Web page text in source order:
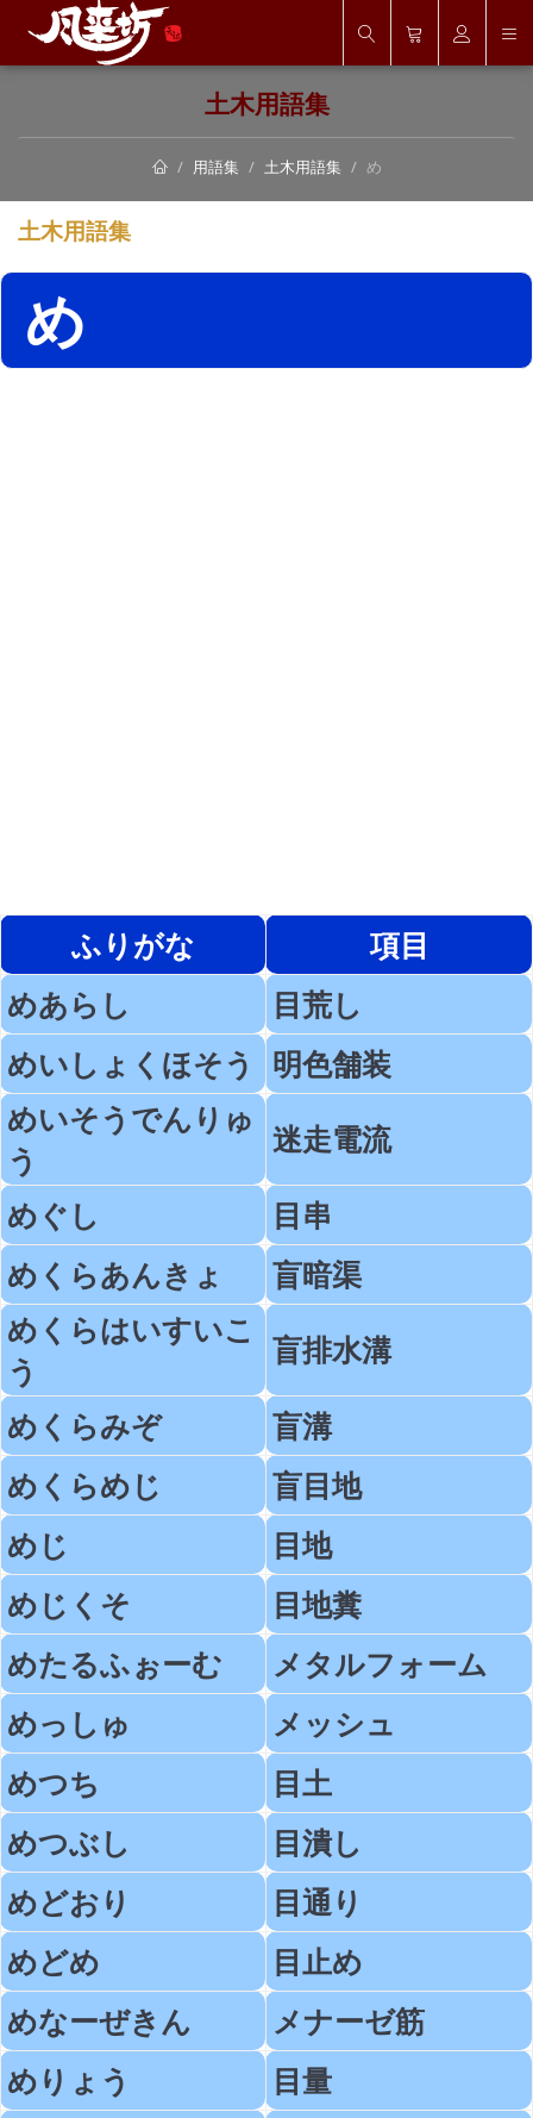
土木用語集
用語集 土木用語集 め
土木用語集
め
ふりがな
項目
めあらし
目荒し
めいしょくほそう
明色舗装
めいそうでんりゅ
う
迷走電流
めぐし
目串
めくらあんきょ
盲暗渠
めくらはいすいこ
う
盲排水溝
めくらみぞ
盲溝
めくらめじ
盲目地
めじ
目地
めじくそ
目地糞
めたるふぉーむ
メタルフォーム
めっしゅ
メッシュ
めつち
目土
めつぶし
目潰し
めどおり
目通り
めどめ
目止め
めなーぜきん
メナーゼ筋
めりょう
目量